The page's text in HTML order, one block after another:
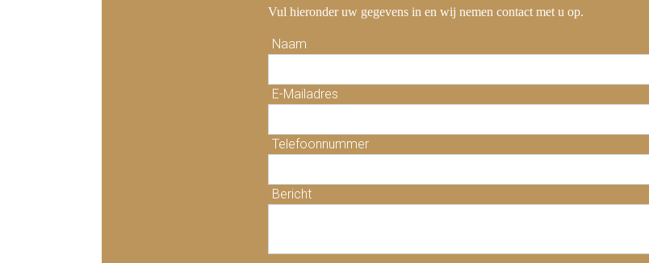
Vul hieronder uw gegevens in en wij nemen contact met u op.
Naam
E-Mailadres
Telefoonnummer
Bericht